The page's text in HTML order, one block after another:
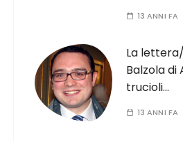
13 ANNI FA
La
Balzola di
trucioli…
13 ANNI FA